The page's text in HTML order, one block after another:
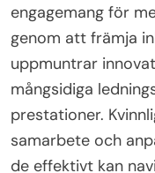
engagemang för
genom att främja
uppmuntrar
mångsidiga
prestationer.
samarbete och
de effektivt kan